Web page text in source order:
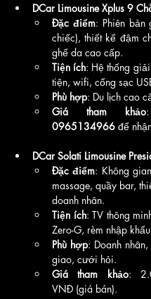
DCar Limousine Xplus 9
Đặc điểm: Phiên
chiếc), thiết kế đậm
ghế da cao cấp.
Tiện ích: Hệ thống
tiện, wifi, cổng sạc
Phù hợp: Du lịch cao
Giá tham khảo
0965134966 để
DCar Solati Limousine
Đặc điểm: Không
massage, quầy bar,
doanh nhân.
Tiện ích: TV thông
Zero-G, rèm nhập
Phù hợp: Doanh
giao, cưới hỏi.
Giá tham khảo:
VNĐ (giá bán).